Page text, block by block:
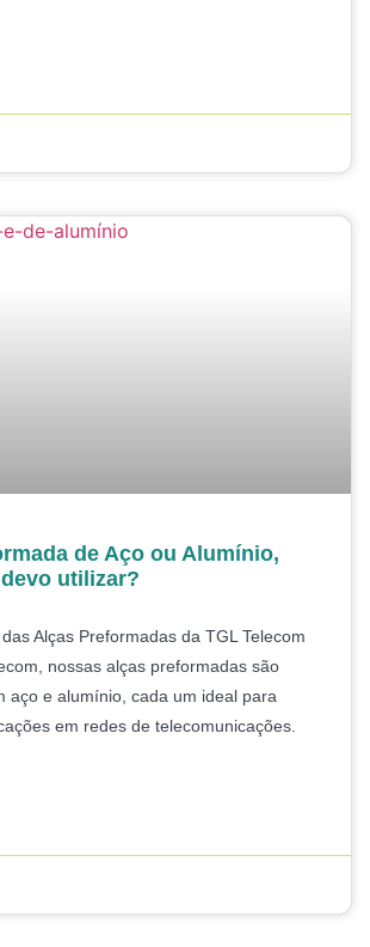
de Aço ou Alumínio,
utilizar?
Alças Preformadas da TGL Telecom
nossas alças preformadas são
aço e alumínio, cada um ideal para
em redes de telecomunicações.